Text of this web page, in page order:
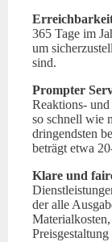
365 Tage im
um
sind.
Prompter
Reaktions-
so schnell wie
dringendsten
beträgt etwa
Klare und
der alle